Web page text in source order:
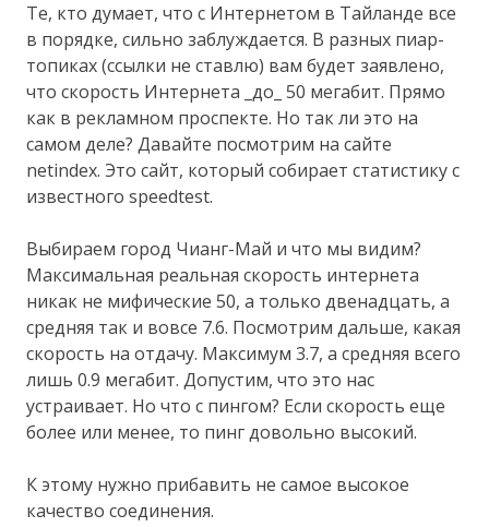
Те, кто думает, что с Интернетом в Тайланде все
в порядке, сильно заблуждается. В разных пиар-
топиках (ссылки не ставлю) вам будет заявлено,
что скорость Интернета _до_ 50 мегабит. Прямо
как в рекламном проспекте. Но так ли это на
самом деле? Давайте посмотрим на сайте
netindex. Это сайт, который собирает статистику с
известного speedtest.
Выбираем город Чианг-Май и что мы видим?
Максимальная реальная скорость интернета
никак не мифические 50, а только двенадцать, а
средняя так и вовсе 7.6. Посмотрим дальше, какая
скорость на отдачу. Максимум 3.7, а средняя всего
лишь 0.9 мегабит. Допустим, что это нас
устраивает. Но что с пингом? Если скорость еще
более или менее, то пинг довольно высокий.
К этому нужно прибавить не самое высокое
качество соединения.